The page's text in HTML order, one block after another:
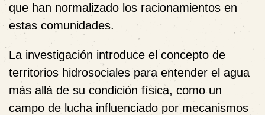
que han normalizado los racionamientos en
estas comunidades.
La investigación introduce el concepto de
territorios hidrosociales para entender el agua
más allá de su condición física, como un
campo de lucha influenciado por mecanismos